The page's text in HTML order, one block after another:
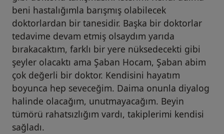
beni hastalığımla barışmış olabilecek
doktorlardan bir tanesidir. Başka bir doktorlar
tedavime devam etmiş olsaydım yarıda
bırakacaktım, farklı bir yere nüksedecekti gibi
şeyler olacaktı ama Şaban Hocam, Şaban abim
çok değerli bir doktor. Kendisini hayatım
boyunca hep seveceğim. Daima onunla diyalog
halinde olacağım, unutmayacağım. Beyin
tümörü rahatsızlığım vardı, takiplerimi kendisi
sağladı.